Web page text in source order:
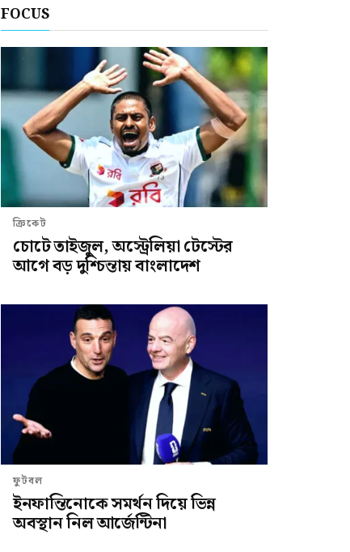
FOCUS
ক্রিকেট
চোটে তাইজুল, অস্ট্রেলিয়া টেস্টের
আগে বড় দুশ্চিন্তায় বাংলাদেশ
ফুটবল
ইনফান্তিনোকে সমর্থন দিয়ে ভিন্ন
অবস্থান নিল আর্জেন্টিনা